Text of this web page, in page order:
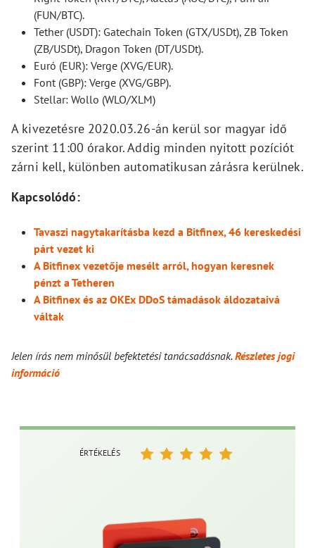
(FUN/BTC).
Tether (USDT): Gatechain Token (GTX/USDt), ZB Token
(ZB/USDt), Dragon Token (DT/USDt).
Euró (EUR): Verge (XVG/EUR).
Font (GBP): Verge (XVG/GBP).
Stellar: Wollo (WLO/XLM)
A kivezetésre 2020.03.26-án kerül sor magyar idő
szerint 11:00 órakor. Addig minden nyitott pozíciót
zárni kell, különben automatikusan zárásra kerülnek.
Kapcsolódó:
Tavaszi nagytakarításba kezd a Bitfinex, 46 kereskedési
párt vezet ki
A Bitfinex vezetője mesélt arról, hogyan keresnek
pénzt a Tetheren
A Bitfinex és az OKEx DDoS támadások áldozataivá
váltak
Jelen írás nem minősül befektetési tanácsadásnak.Részletes jogi
információ
ÉRTÉKELÉS